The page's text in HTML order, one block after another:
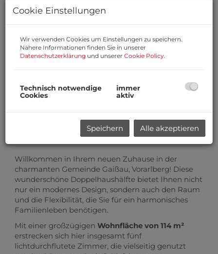
Willkommen in Ihrem neuen Zuhause in der
charmanten Gemeinde Gaißau, Vorarlberg! Diese
wunderschöne Doppelhaushälfte bietet Ihnen nicht
nur ein modernes Design, sondern auch den Raum
und die Flexibilität, die Sie für ein harmonisches
Familienleben benötigen.
Mit einer großzügigen Wohnfläche von 114 m²
erstrecken sich hier insgesamt fünf
lichtdurchflutete Zimmer, die vielseitig genutzt
Cookie Einstellungen
Wir verwenden Cookies um Einstellungen zu speichern.
Nähere Informationen finden Sie in unserer
Datenschutzerklärung und unserer Cookie Policy.
Technisch notwendige
Cookies
immer
aktiv
Speichern Alle akzeptieren